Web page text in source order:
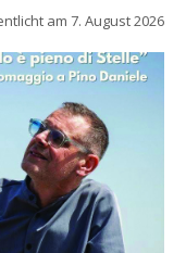
am 7. August 2026